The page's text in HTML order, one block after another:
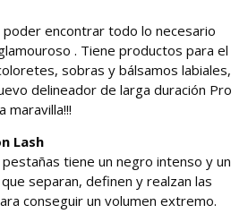
poder encontrar todo lo necesario
. Tiene productos para el
sobras y bálsamos labiales,
delineador de larga duración Pro
maravilla!!!
Lash
tiene un negro intenso y un
separan, definen y realzan las
conseguir un volumen extremo.